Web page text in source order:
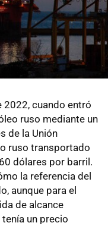
2022, cuando entró
ruso mediante un
de la Unión
ruso transportado
dólares por barril.
la referencia del
aunque para el
de alcance
un precio